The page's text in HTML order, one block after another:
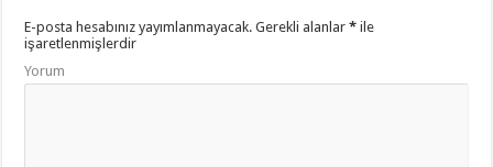
E-posta hesabınız yayımlanmayacak. Gerekli alanlar* ile
işaretlenmişlerdir
Yorum